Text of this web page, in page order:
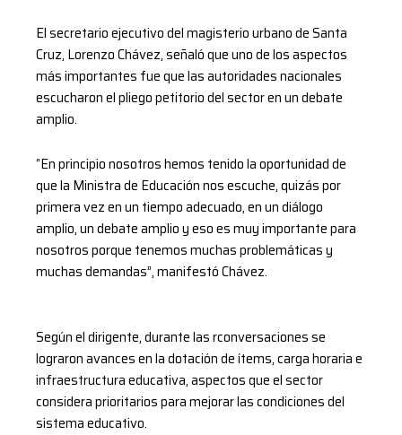
El secretario ejecutivo del magisterio urbano de Santa
Cruz, Lorenzo Chávez, señaló que uno de los aspectos
más importantes fue que las autoridades nacionales
escucharon el pliego petitorio del sector en un debate
amplio.
“En principio nosotros hemos tenido la oportunidad de
que la Ministra de Educación nos escuche, quizás por
primera vez en un tiempo adecuado, en un diálogo
amplio, un debate amplio y eso es muy importante para
nosotros porque tenemos muchas problemáticas y
muchas demandas”, manifestó Chávez.
Según el dirigente, durante las rconversaciones se
lograron avances en la dotación de ítems, carga horaria e
infraestructura educativa, aspectos que el sector
considera prioritarios para mejorar las condiciones del
sistema educativo.